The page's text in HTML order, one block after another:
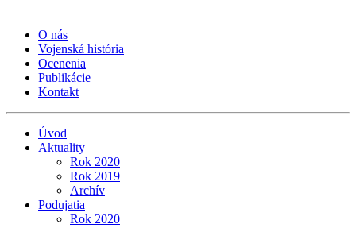
O nás
Vojenská história
Ocenenia
Publikácie
Kontakt
Úvod
Aktuality
Rok 2020
Rok 2019
Archív
Podujatia
Rok 2020